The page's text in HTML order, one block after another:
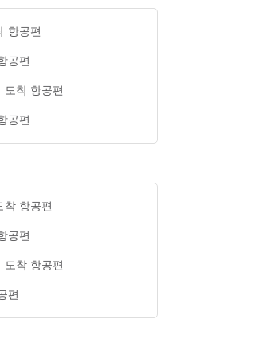
항공편
공편
착 항공편
공편
착 항공편
공편
도착 항공편
편